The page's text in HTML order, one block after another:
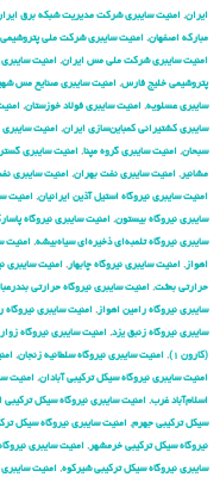
ایران, امنیت سایبری شركت مدیریت شبكه برق
مبارکه اصفهان, امنیت سایبری شرکت ملی پتروشیمی
امنیت سایبری شرکت ملی مس ایران, امنیت
پتروشیمی خلیج فارس, امنیت سایبری صنایع مس
سایبری عسلویه, امنیت سایبری فولاد خوزستان,
سایبری کشتیرانی کمباین‌سازی ایران, امنیت
سبحان, امنیت سایبری گروه مپنا, امنیت سایبری
مشانیر , امنیت سایبری نفت بهران, امنیت سایبری
امنیت سایبری نیروگاه استیل آذین ایرانیان, امنیت
سایبری نیروگاه بیستون, امنیت سایبری نیروگاه
سایبری نیروگاه تلمبه‌ای ذخیره‌ای سیاه‌بیشه, امنیت
اهواز , امنیت سایبری نیروگاه چابهار , امنیت سایبری
حرارتی بعثت, امنیت سایبری نیروگاه حرارتی
سایبری نیروگاه رامین اهواز , امنیت سایبری نیروگاه
سایبری نیروگاه زنبق یزد, امنیت سایبری نیروگاه
(کارون ۱)
, امنیت سایبری نیروگاه سلطانیه زنجان,
امنیت سایبری نیروگاه سیکل ترکیبی آبادان, امنیت
اسلام‌آباد غرب, امنیت سایبری نیروگاه سیکل ترکیبی
سیکل ترکیبی جهرم, امنیت سایبری نیروگاه سیکل
نیروگاه سیکل ترکیبی خرمشهر , امنیت سایبری
سایبری نیروگاه سیکل ترکیبی شیرکوه, امنیت